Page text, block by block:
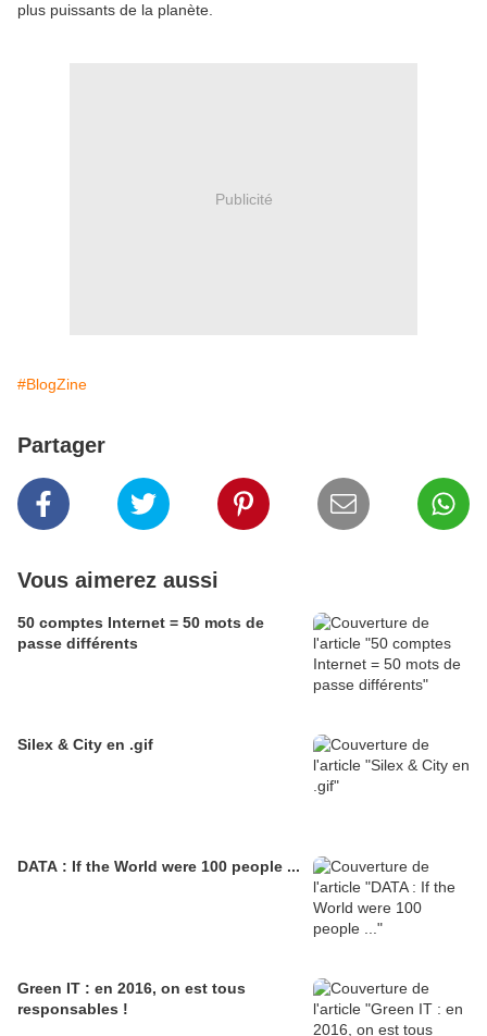
plus puissants de la planète.
Publicité
#BlogZine
Partager
Vous aimerez aussi
50 comptes Internet = 50 mots de
passe différents
Silex & City en .gif
DATA : If the World were 100 people ...
Green IT : en 2016, on est tous
responsables !